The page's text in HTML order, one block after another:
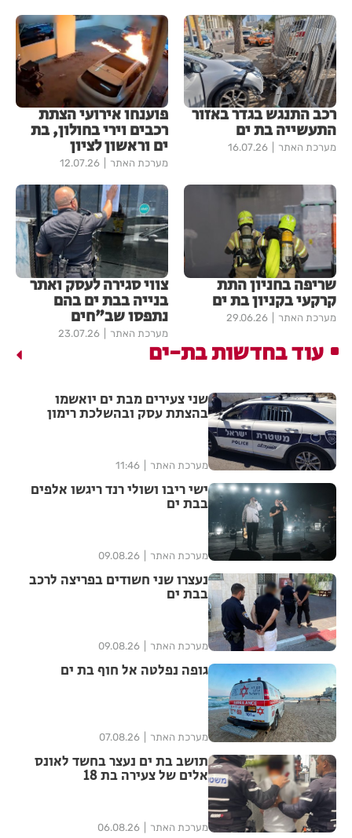
רכב התנגש בגדר באזור
התעשייה בת ים
מערכת האתר 16.07.26
פוענחו אירועי הצתת
רכבים וירי בחולון, בת
ים וראשון לציון
מערכת האתר 12.07.26
שריפה בחניון התת
קרקעי בקניון בת ים
מערכת האתר 29.06.26
צווי סגירה לעסק ואתר
בנייה בבת ים בהם
נתפסו שב"חים
מערכת האתר 23.07.26
עוד בחדשות בת-ים
שני צעירים מבת ים יואשמו
בהצתת עסק ובהשלכת רימון
מערכת האתר 11:46
ישי ריבו ושולי רנד ריגשו אלפים
בבת ים
מערכת האתר 09.08.26
נעצרו שני חשודים בפריצה לרכב
בבת ים
מערכת האתר 09.08.26
גופה נפלטה אל חוף בת ים
מערכת האתר 07.08.26
תושב בת ים נעצר בחשד לאונס
אלים של צעירה בת 18
מערכת האתר 06.08.26